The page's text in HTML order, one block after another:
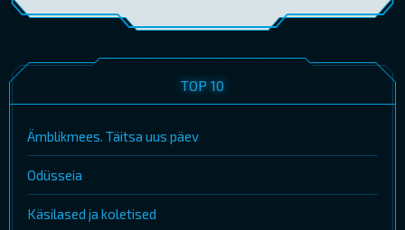
TOP 10
Ämblikmees. Täitsa uus päev
Odüsseia
Käsilased ja koletised